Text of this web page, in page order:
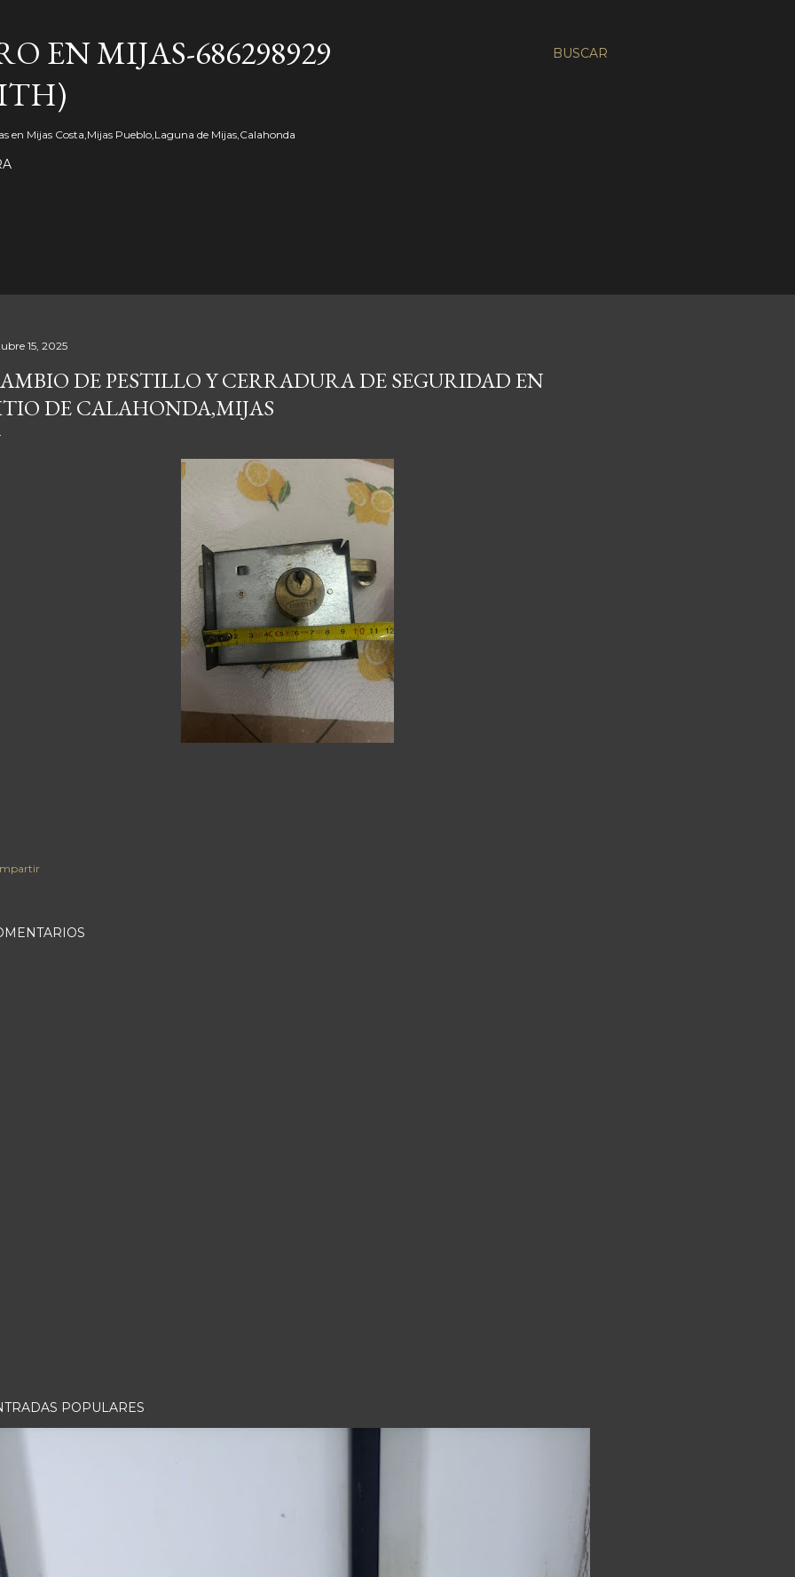
BUSCAR
EN MIJAS-686298929
en Mijas Costa,Mijas Pueblo,Laguna de Mijas,Calahonda
15, 2025
DE PESTILLO Y CERRADURA DE SEGURIDAD EN
DE CALAHONDA,MIJAS
POPULARES